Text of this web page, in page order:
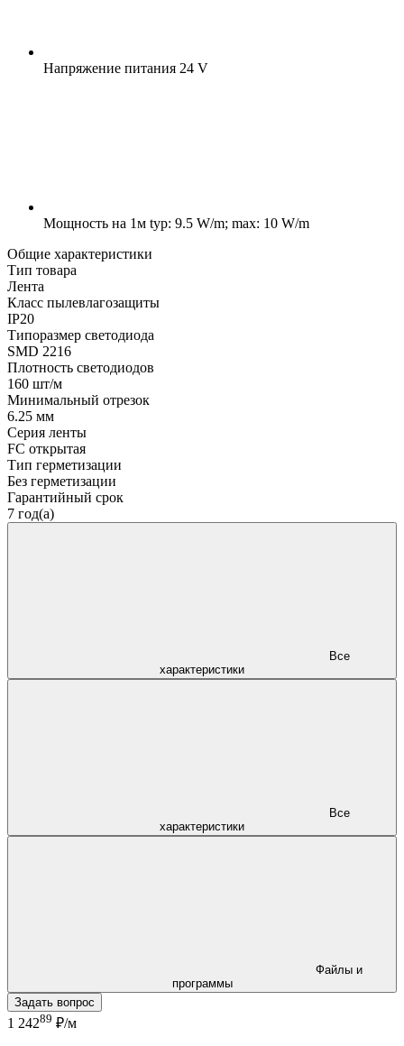
Напряжение питания 24 V
Мощность на 1м typ: 9.5 W/m; max: 10 W/m
Общие характеристики
Тип товара
Лента
Класс пылевлагозащиты
IP20
Типоразмер светодиода
SMD 2216
Плотность светодиодов
160 шт/м
Минимальный отрезок
6.25 мм
Серия ленты
FC открытая
Тип герметизации
Без герметизации
Гарантийный срок
7 год(а)
характеристики
характеристики
программы
Задать вопрос
1 24289 ₽/м